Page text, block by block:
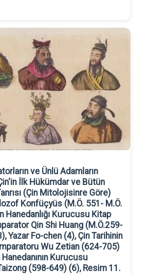
ve Ünlü Adamların
İlk Hükümdar ve Bütün
(Çin Mitolojisinre Göre)
Konfüçyüs (M.Ö. 551- M.Ö.
Hanedanlığı Kurucusu Kitap
Qin Shi Huang (M.Ö.259-
Yazar Fo-chen (4), Çin Tarihinin
Wu Zetian (624-705)
Kurucusu
(598-649) (6), Resim 11.